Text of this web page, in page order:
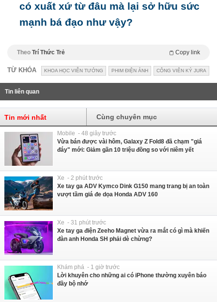
có xuất xứ từ đâu mà lại sở hữu sức
mạnh bá đạo như vậy?
Theo Trí Thức Trẻ Copy link
TỪ KHÓA KHOA HỌC VIỄN TƯỞNG PHIM ĐIỆN ẢNH CÔNG VIÊN KỶ JURA
Tin liên quan
Tin mới nhất Cùng chuyên mục
Mobile - 48 giây trước
Vừa bán được vài hôm, Galaxy Z Fold8 đã chạm "giá
đáy" mới: Giảm gần 10 triệu đồng so với niêm yết
Xe - 2 phút trước
Xe tay ga ADV Kymco Dink G150 mang trang bị an toàn
vượt tầm giá đe dọa Honda ADV 160
Xe - 31 phút trước
Xe tay ga điện Zeeho Magnet vừa ra mắt có gì mà khiến
đàn anh Honda SH phải dè chừng?
Khám phá - 1 giờ trước
Lời khuyên cho những ai có iPhone thường xuyên báo
đầy bộ nhớ